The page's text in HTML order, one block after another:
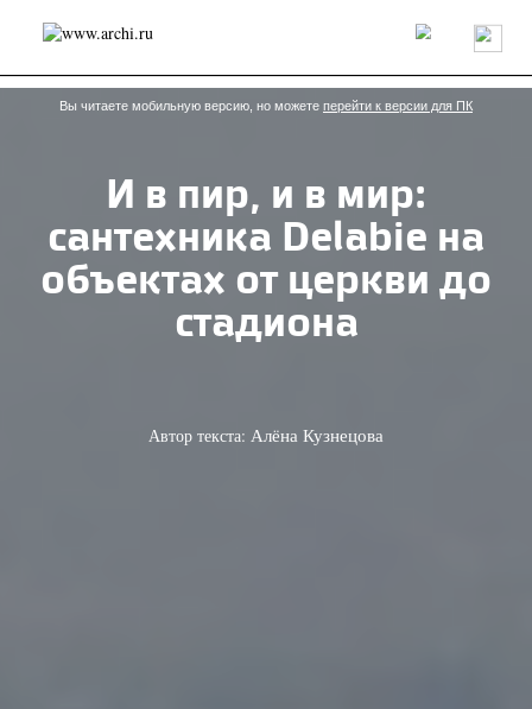
Россия Мир Технологии Интерьер Пресса
Архитекторы
Проекты
Конкурсы События Книги Вакансии
send.project Анонсы конкурсов
Блог
Исследование
Обзор
Объект
Результаты конкурса
Репортаж
Рецензия Архитектура
Выставка
Интерьер
Наследие Образование
Вы читаете мобильную версию, но можете перейти к версии для ПК
И в пир, и в мир:
сантехника Delabie на
объектах от церкви до
стадиона
Автор текста: Алёна Кузнецова